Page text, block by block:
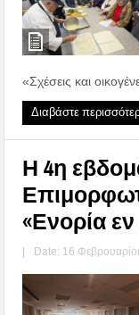
«Σχέσεις και
Διαβάστε
Η 4η
«Ενορία
| Date: 16